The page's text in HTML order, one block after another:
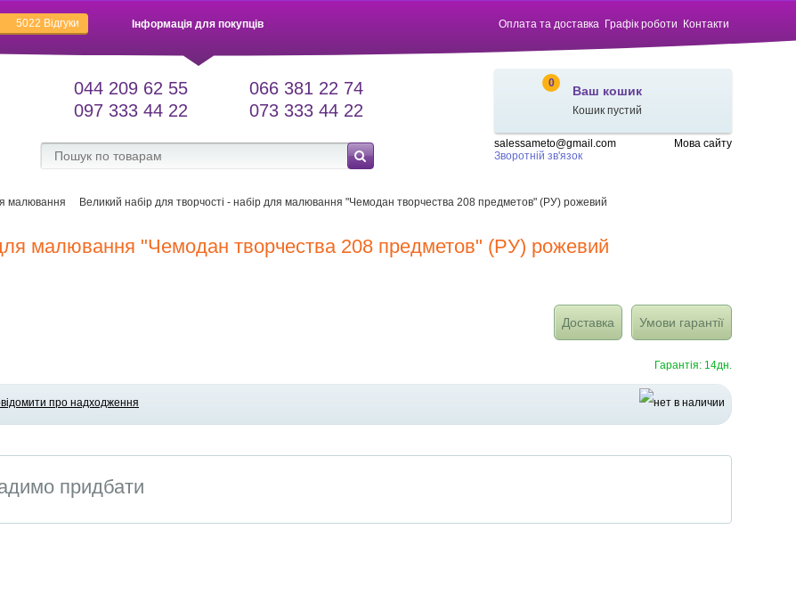
5022 Відгуки Оплата та доставка Графік роботи Контакти
Інформація для покупців
0
Ваш кошик
Кошик пустий
salessameto@gmail.com
Зворотній зв'язок
Мова сайту
044 209 62 55
097 333 44 22
066 381 22 74
073 333 44 22
малювання Великий набір для творчості - набір для малювання "Чемодан творчества 208 предметов" (РУ) рожевий
малювання "Чемодан творчества 208 предметов" (РУ) рожевий
Доставка Умови гарантії
Гарантія: 14дн.
про надходження
придбати